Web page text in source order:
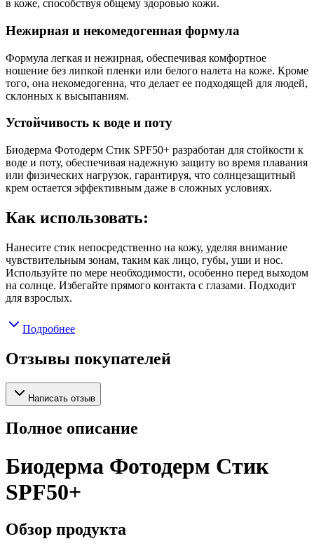
в коже, способствуя общему здоровью кожи.
Нежирная и некомедогенная формула
Формула легкая и нежирная, обеспечивая комфортное
ношение без липкой пленки или белого налета на коже. Кроме
того, она некомедогенна, что делает ее подходящей для людей,
склонных к высыпаниям.
Устойчивость к воде и поту
Биодерма Фотодерм Стик SPF50+ разработан для стойкости к
воде и поту, обеспечивая надежную защиту во время плавания
или физических нагрузок, гарантируя, что солнцезащитный
крем остается эффективным даже в сложных условиях.
Как использовать:
Нанесите стик непосредственно на кожу, уделяя внимание
чувствительным зонам, таким как лицо, губы, уши и нос.
Используйте по мере необходимости, особенно перед выходом
на солнце. Избегайте прямого контакта с глазами. Подходит
для взрослых.
Подробнее
Отзывы покупателей
Написать отзыв
Полное описание
Биодерма Фотодерм Стик
SPF50+
Обзор продукта